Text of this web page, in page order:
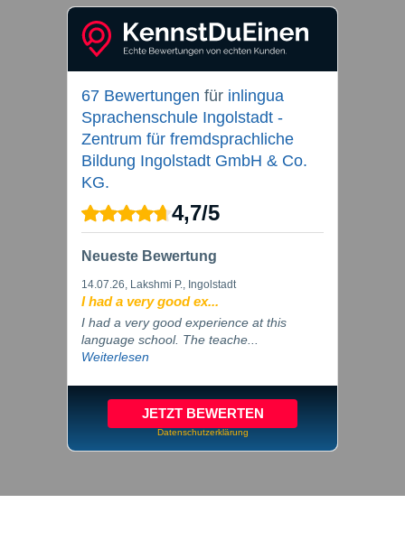
67 Bewertungen für inlingua
Sprachenschule Ingolstadt -
Zentrum für fremdsprachliche
Bildung Ingolstadt GmbH & Co.
KG.
4,7/5
Neueste Bewertung
14.07.26, Lakshmi P., Ingolstadt
I had a very good ex...
I had a very good experience at this
language school. The teache...
Weiterlesen
JETZT BEWERTEN
Datenschutzerklärung